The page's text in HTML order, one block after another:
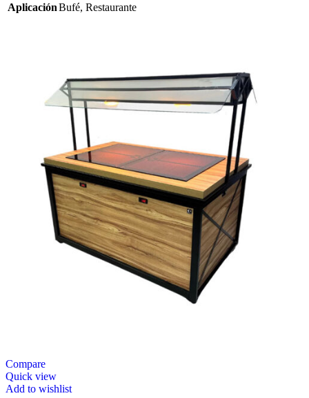
AplicaciónBufé, Restaurante
Compare
Quick view
Add to wishlist